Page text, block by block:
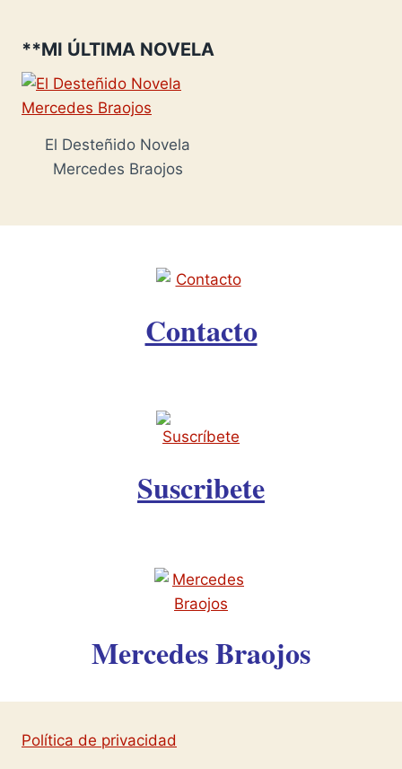
**MI ÚLTIMA NOVELA
El Desteñido Novela
Mercedes Braojos
Contacto
Suscribete
Mercedes Braojos
Política de privacidad